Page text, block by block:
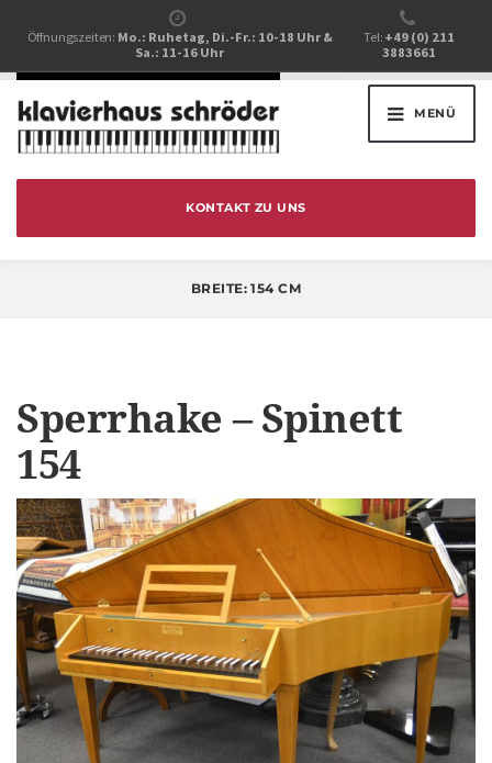
Öffnungszeiten: Mo.: Ruhetag, Di.-Fr.: 10-18 Uhr &
Sa.: 11-16 Uhr
Tel: +49 (0) 211
3883661
MENÜ
KONTAKT ZU UNS
BREITE:154 CM
Sperrhake – Spinett
154